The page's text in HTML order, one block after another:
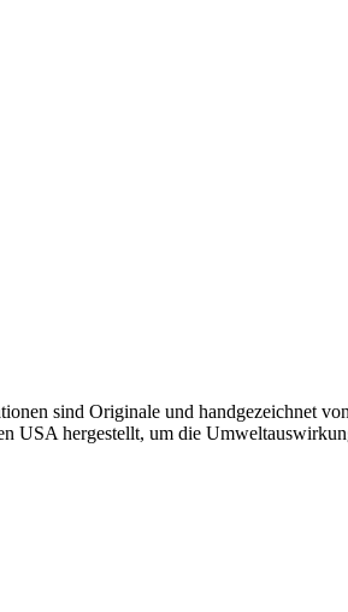
sind Originale und handgezeichnet
USA hergestellt, um die